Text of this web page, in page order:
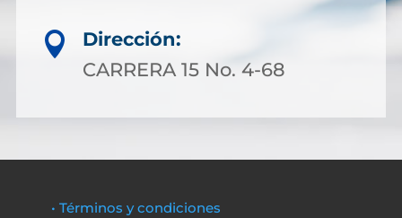

Dirección:
CARRERA 15 No. 4-68
• Términos y condiciones